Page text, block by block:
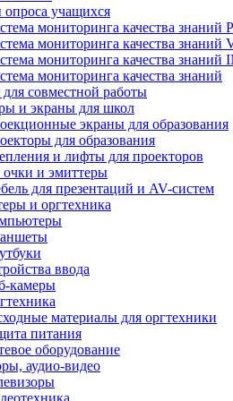
учащихся
мониторинга качества знаний
мониторинга качества знаний
мониторинга качества знаний
мониторинга качества знаний
совместной работы
и экраны для школ
экраны для образования
для образования
и лифты для проекторов
очки и эмиттеры
для презентаций и AV-систем
и оргтехника
ввода
камеры
материалы для оргтехники
питания
оборудование
аудио-видео